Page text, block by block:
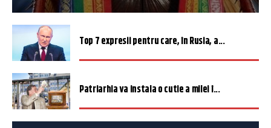
Top 7 expresii pentru care, în Rusia, a...
Patriarhia va instala o cutie a milei î...